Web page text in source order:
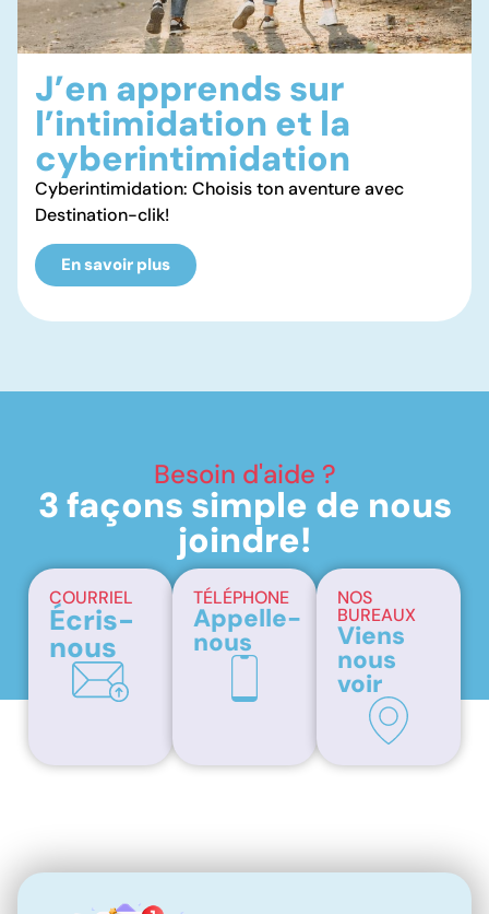
J’en apprends sur
l’intimidation et la
cyberintimidation
Cyberintimidation: Choisis ton aventure avec
Destination-clik!
En savoir plus
Besoin d'aide ?
3 façons simple de nous
joindre!
COURRIEL
Écris-
nous
TÉLÉPHONE
Appelle-
nous
NOS
BUREAUX
Viens
nous
voir